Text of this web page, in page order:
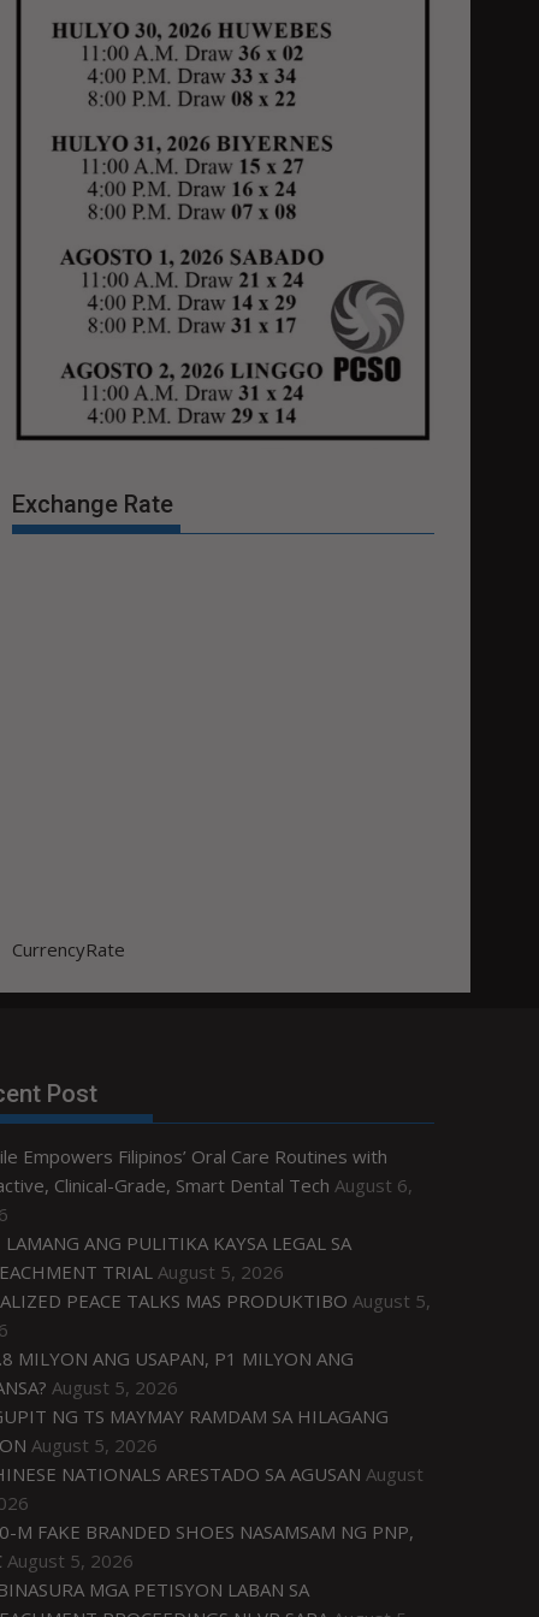
Exchange Rate
CurrencyRate
Post
Empowers Filipinos’ Oral Care Routines with
Clinical-Grade, Smart Dental Tech August 6,
LAMANG ANG PULITIKA KAYSA LEGAL SA
TRIAL August 5, 2026
PEACE TALKS MAS PRODUKTIBO August 5,
MILYON ANG USAPAN, P1 MILYON ANG
August 5, 2026
NG TS MAYMAY RAMDAM SA HILAGANG
August 5, 2026
NATIONALS ARESTADO SA AGUSAN August
M FAKE BRANDED SHOES NASAMSAM NG PNP,
August 5, 2026
MGA PETISYON LABAN SA